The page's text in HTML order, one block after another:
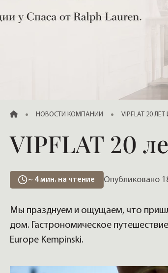
Элитная
Санкт-
Продажа элитных
ГЛАВНАЯНОВОСТИ КОМПАНИИ VIPFLAT 20
VIPFLAT 20
~ 4мин. на чтение Опубликовано
Мы празднуем и ощущаем, что
дом. Гастрономическое
Europe Kempinski.